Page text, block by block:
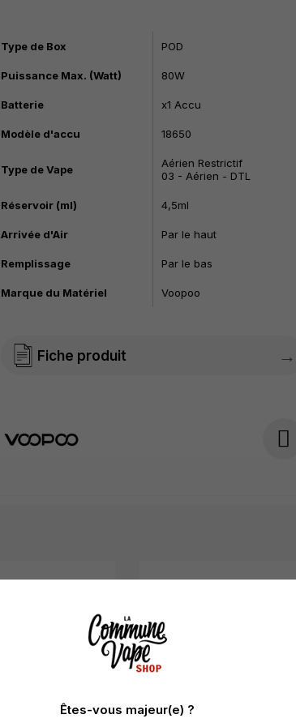
Êtes-vous majeur(e) ?
Type de Box POD
Puissance Max. (Watt) 80W
Batterie x1 Accu
Modèle d'accu 18650
Type de Vape
Aérien Restrictif
03 - Aérien - DTL
Réservoir (ml) 4,5ml
Arrivée d'Air Par le haut
Remplissage Par le bas
Marque du Matériel Voopoo
Fiche produit →